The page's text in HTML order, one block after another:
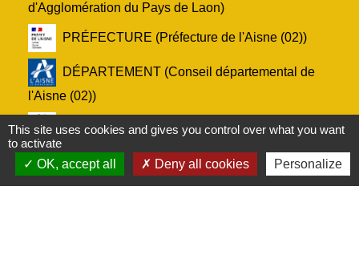
d'Agglomération du Pays de Laon)
PRÉFECTURE (Préfecture de l'Aisne (02))
DÉPARTEMENT (Conseil départemental de
l'Aisne (02))
RÉGION (Conseil régional des Hauts-de-
France)
Service-Public.fr (Le site officiel de
This site uses cookies and gives you control over what you want
to activate
OK, accept all
Deny all cookies Personalize